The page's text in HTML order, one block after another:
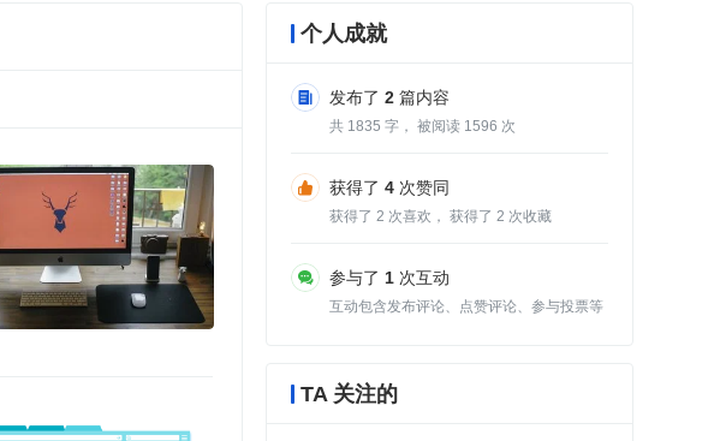
个人成就
发布了 2 篇内容
共 1835 字， 被阅读 1596 次
获得了 4 次赞同
获得了 2 次喜欢， 获得了 2 次收藏
参与了 1 次互动
互动包含发布评论、点赞评论、参与投票等
TA 关注的